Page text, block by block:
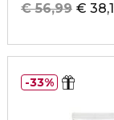
€
€ 56,99
33%